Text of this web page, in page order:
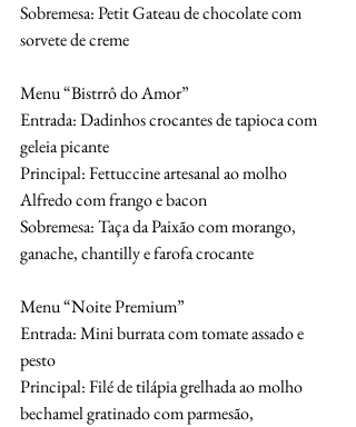
Sobremesa: Petit Gateau de chocolate com
sorvete de creme
Menu “Bistrrô do Amor”
Entrada: Dadinhos crocantes de tapioca com
geleia picante
Principal: Fettuccine artesanal ao molho
Alfredo com frango e bacon
Sobremesa: Taça da Paixão com morango,
ganache, chantilly e farofa crocante
Menu “Noite Premium”
Entrada: Mini burrata com tomate assado e
pesto
Principal: Filé de tilápia grelhada ao molho
bechamel gratinado com parmesão,